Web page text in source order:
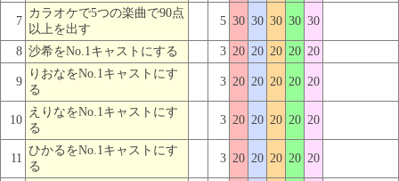
7
カラオケで5つの楽曲で90点
以上を出す
5 30 30 30 30 30
8 沙希をNo.1キャストにする 3 20 20 20 20 20
9
りおなをNo.1キャストにす
る
3 20 20 20 20 20
10
えりなをNo.1キャストにす
る
3 20 20 20 20 20
11
ひかるをNo.1キャストにす
る
3 20 20 20 20 20